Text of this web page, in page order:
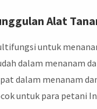
Alat
untuk
dalam menanam
dalam menanam
untuk para petani